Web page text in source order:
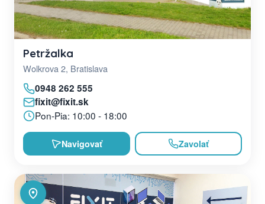
Petržalka
Wolkrova 2, Bratislava
0948 262 555
fixit@fixit.sk
Pon-Pia: 10:00 - 18:00
Navigovať Zavolať